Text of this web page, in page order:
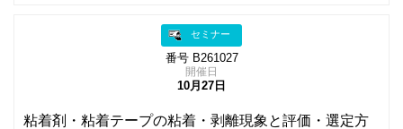
セミナー
番号 B261027
開催日
10月27日
粘着剤・粘着テープの粘着・剥離現象と評価・選定方